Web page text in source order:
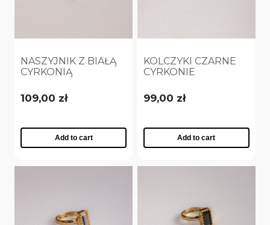
NASZYJNIK Z BIAŁĄ
CYRKONIĄ
(C25/VIC/01/1AG)
109,00 zł
Add to cart
KOLCZYKI CZARNE
CYRKONIE
P25/VIC/01AU)
99,00 zł
Add to cart